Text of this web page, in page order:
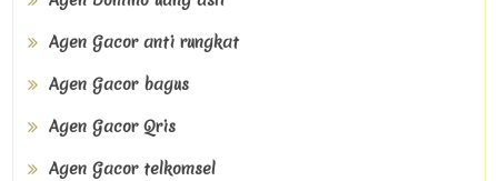
Agen Gacor anti rungkat
Agen Gacor bagus
Agen Gacor Qris
Agen Gacor telkomsel